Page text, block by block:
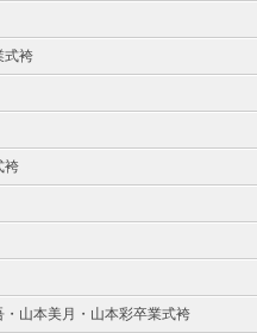
式袴
袴
山本美月・山本彩卒業式袴